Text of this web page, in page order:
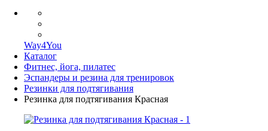
Way4You
Каталог
Фитнес, йога, пилатес
Эспандеры и резина для тренировок
Резинки для подтягивания
Резинка для подтягивания Красная